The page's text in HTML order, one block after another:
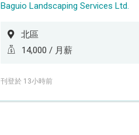
Baguio Landscaping Services Ltd.
北區
14,000 / 月薪
刊登於 13小時前